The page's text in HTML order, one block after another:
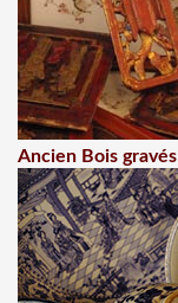
Ancien Bois gravés